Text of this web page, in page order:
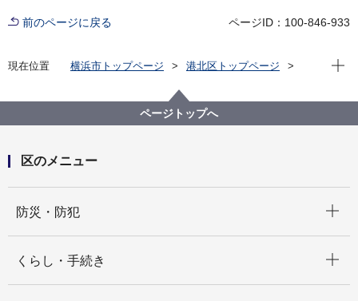
前のページに戻る ページID：100-846-933
現在位置 横浜市トップページ
港北区トップページ
現在
ページトップへ
区のメニュー
防災・防犯
くらし・手続き